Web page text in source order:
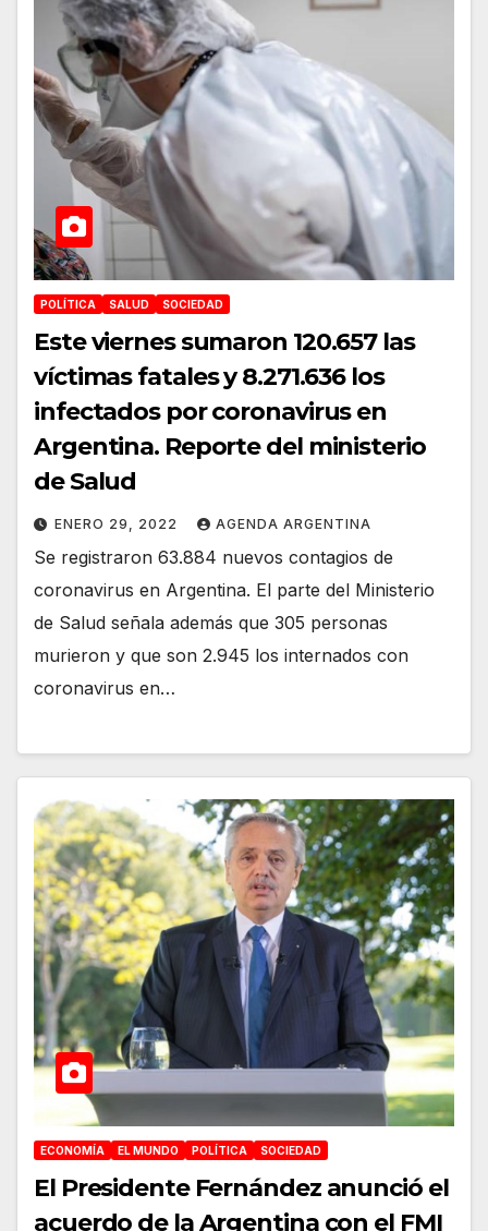
POLÍTICA SALUD SOCIEDAD
Este viernes sumaron 120.657 las
víctimas fatales y 8.271.636 los
infectados por coronavirus en
Argentina. Reporte del ministerio
de Salud
ENERO 29, 2022 AGENDA ARGENTINA
Se registraron 63.884 nuevos contagios de
coronavirus en Argentina. El parte del Ministerio
de Salud señala además que 305 personas
murieron y que son 2.945 los internados con
coronavirus en…
ECONOMÍA EL MUNDO POLÍTICA SOCIEDAD
El Presidente Fernández anunció el
acuerdo de la Argentina con el FMI